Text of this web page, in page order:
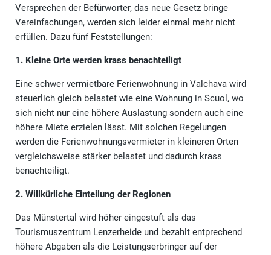
Versprechen der Befürworter, das neue Gesetz bringe
Vereinfachungen, werden sich leider einmal mehr nicht
erfüllen. Dazu fünf Feststellungen:
1. Kleine Orte werden krass benachteiligt
Eine schwer vermietbare Ferienwohnung in Valchava wird
steuerlich gleich belastet wie eine Wohnung in Scuol, wo
sich nicht nur eine höhere Auslastung sondern auch eine
höhere Miete erzielen lässt. Mit solchen Regelungen
werden die Ferienwohnungsvermieter in kleineren Orten
vergleichsweise stärker belastet und dadurch krass
benachteiligt.
2. Willkürliche Einteilung der Regionen
Das Münstertal wird höher eingestuft als das
Tourismuszentrum Lenzerheide und bezahlt entprechend
höhere Abgaben als die Leistungserbringer auf der